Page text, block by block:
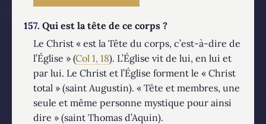
157. Qui est la tête de ce corps ?
Le Christ « est la Tête du corps, c’est-à-dire de
l’Église » (Col 1, 18). L’Église vit de lui, en lui et
par lui. Le Christ et l’Église forment le « Christ
total » (saint Augustin). « Tête et membres, une
seule et même personne mystique pour ainsi
dire » (saint Thomas d’Aquin).